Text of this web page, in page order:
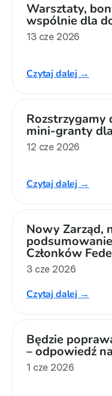
Warsztaty,
wspólnie dla
13 cze 2026
Czytaj dalej →
Rozstrzygamy
mini-granty
12 cze 2026
Czytaj dalej →
Nowy Zarząd,
Członków
3 cze 2026
Czytaj dalej →
Będzie
– odpowiedź
1 cze 2026